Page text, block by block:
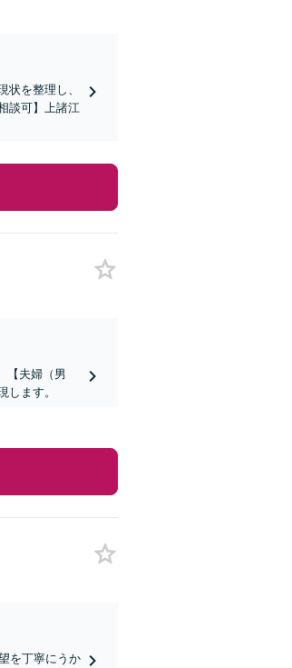
を整理し、
談可】上諸江
【夫婦（男
ます。
を丁寧にうか